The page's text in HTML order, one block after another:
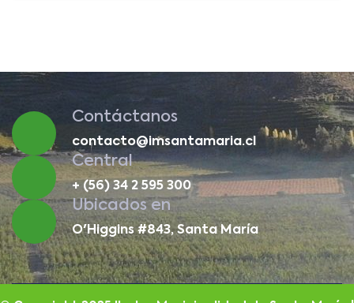
Contáctanos
contacto@imsantamaria.cl
Central
+ (56) 34 2 595 300
Ubicados en
O'Higgins #843, Santa María